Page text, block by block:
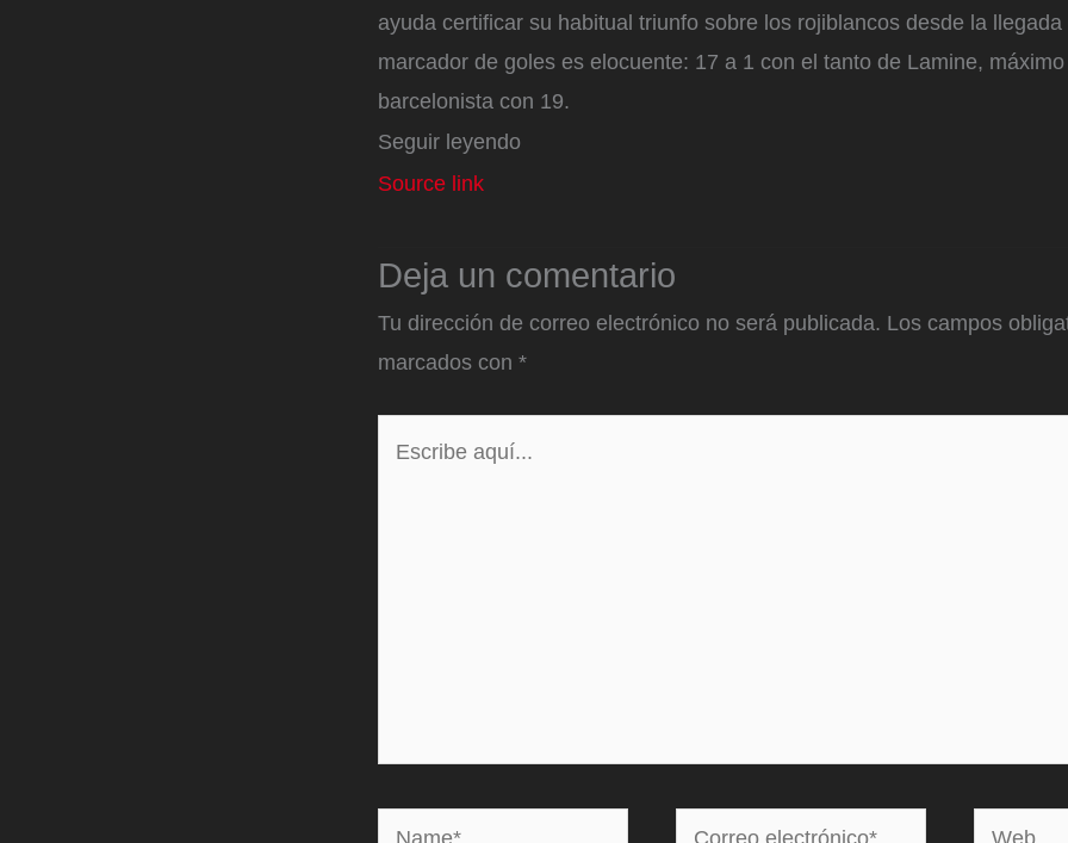
ayuda certificar su habitual triunfo sobre los rojiblancos desde la llegada
marcador de goles es elocuente: 17 a 1 con el tanto de Lamine,
barcelonista con 19.
Seguir leyendo
Source link
Deja un comentario
Tu dirección de correo electrónico no será publicada. Los campos
marcados con *
Name*
Correo
Web